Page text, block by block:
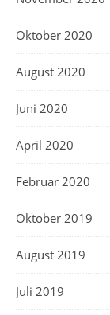
Oktober 2020
August 2020
Juni 2020
April 2020
Februar 2020
Oktober 2019
August 2019
Juli 2019